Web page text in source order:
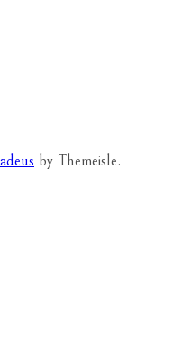
by Themeisle.